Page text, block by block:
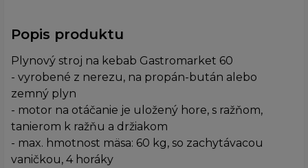
Popis produktu
Plynový stroj na kebab Gastromarket 60
- vyrobené z nerezu, na propán-bután alebo
zemný plyn
- motor na otáčanie je uložený hore, s ražňom,
tanierom k ražňu a držiakom
- max. hmotnost mäsa: 60 kg, so zachytávacou
vaničkou, 4 horáky